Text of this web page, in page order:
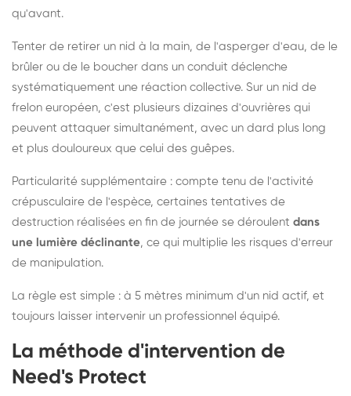
qu'avant.
Tenter de retirer un nid à la main, de l'asperger d'eau, de le
brûler ou de le boucher dans un conduit déclenche
systématiquement une réaction collective. Sur un nid de
frelon européen, c'est plusieurs dizaines d'ouvrières qui
peuvent attaquer simultanément, avec un dard plus long
et plus douloureux que celui des guêpes.
Particularité supplémentaire : compte tenu de l'activité
crépusculaire de l'espèce, certaines tentatives de
destruction réalisées en fin de journée se déroulent dans
une lumière déclinante, ce qui multiplie les risques d'erreur
de manipulation.
La règle est simple : à 5 mètres minimum d'un nid actif, et
toujours laisser intervenir un professionnel équipé.
La méthode d'intervention de
Need's Protect